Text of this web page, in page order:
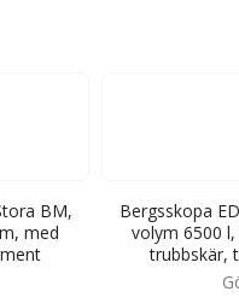
BM,
med
Bergsskopa
volym 6500
trubbskär,